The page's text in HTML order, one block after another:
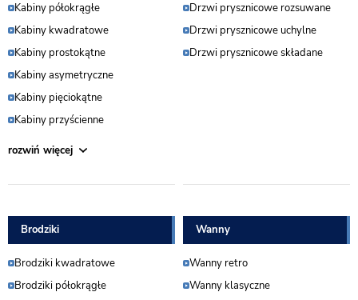
Kabiny półokrągłe
Kabiny kwadratowe
Kabiny prostokątne
Kabiny asymetryczne
Kabiny pięciokątne
Kabiny przyścienne
Drzwi prysznicowe rozsuwane
Drzwi prysznicowe uchylne
Drzwi prysznicowe składane
Brodziki
Brodziki kwadratowe
Brodziki półokrągłe
Wanny
Wanny retro
Wanny klasyczne